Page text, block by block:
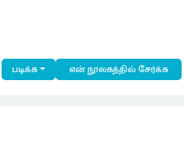
படிக்க என் நூலகத்தில் சேர்க்க